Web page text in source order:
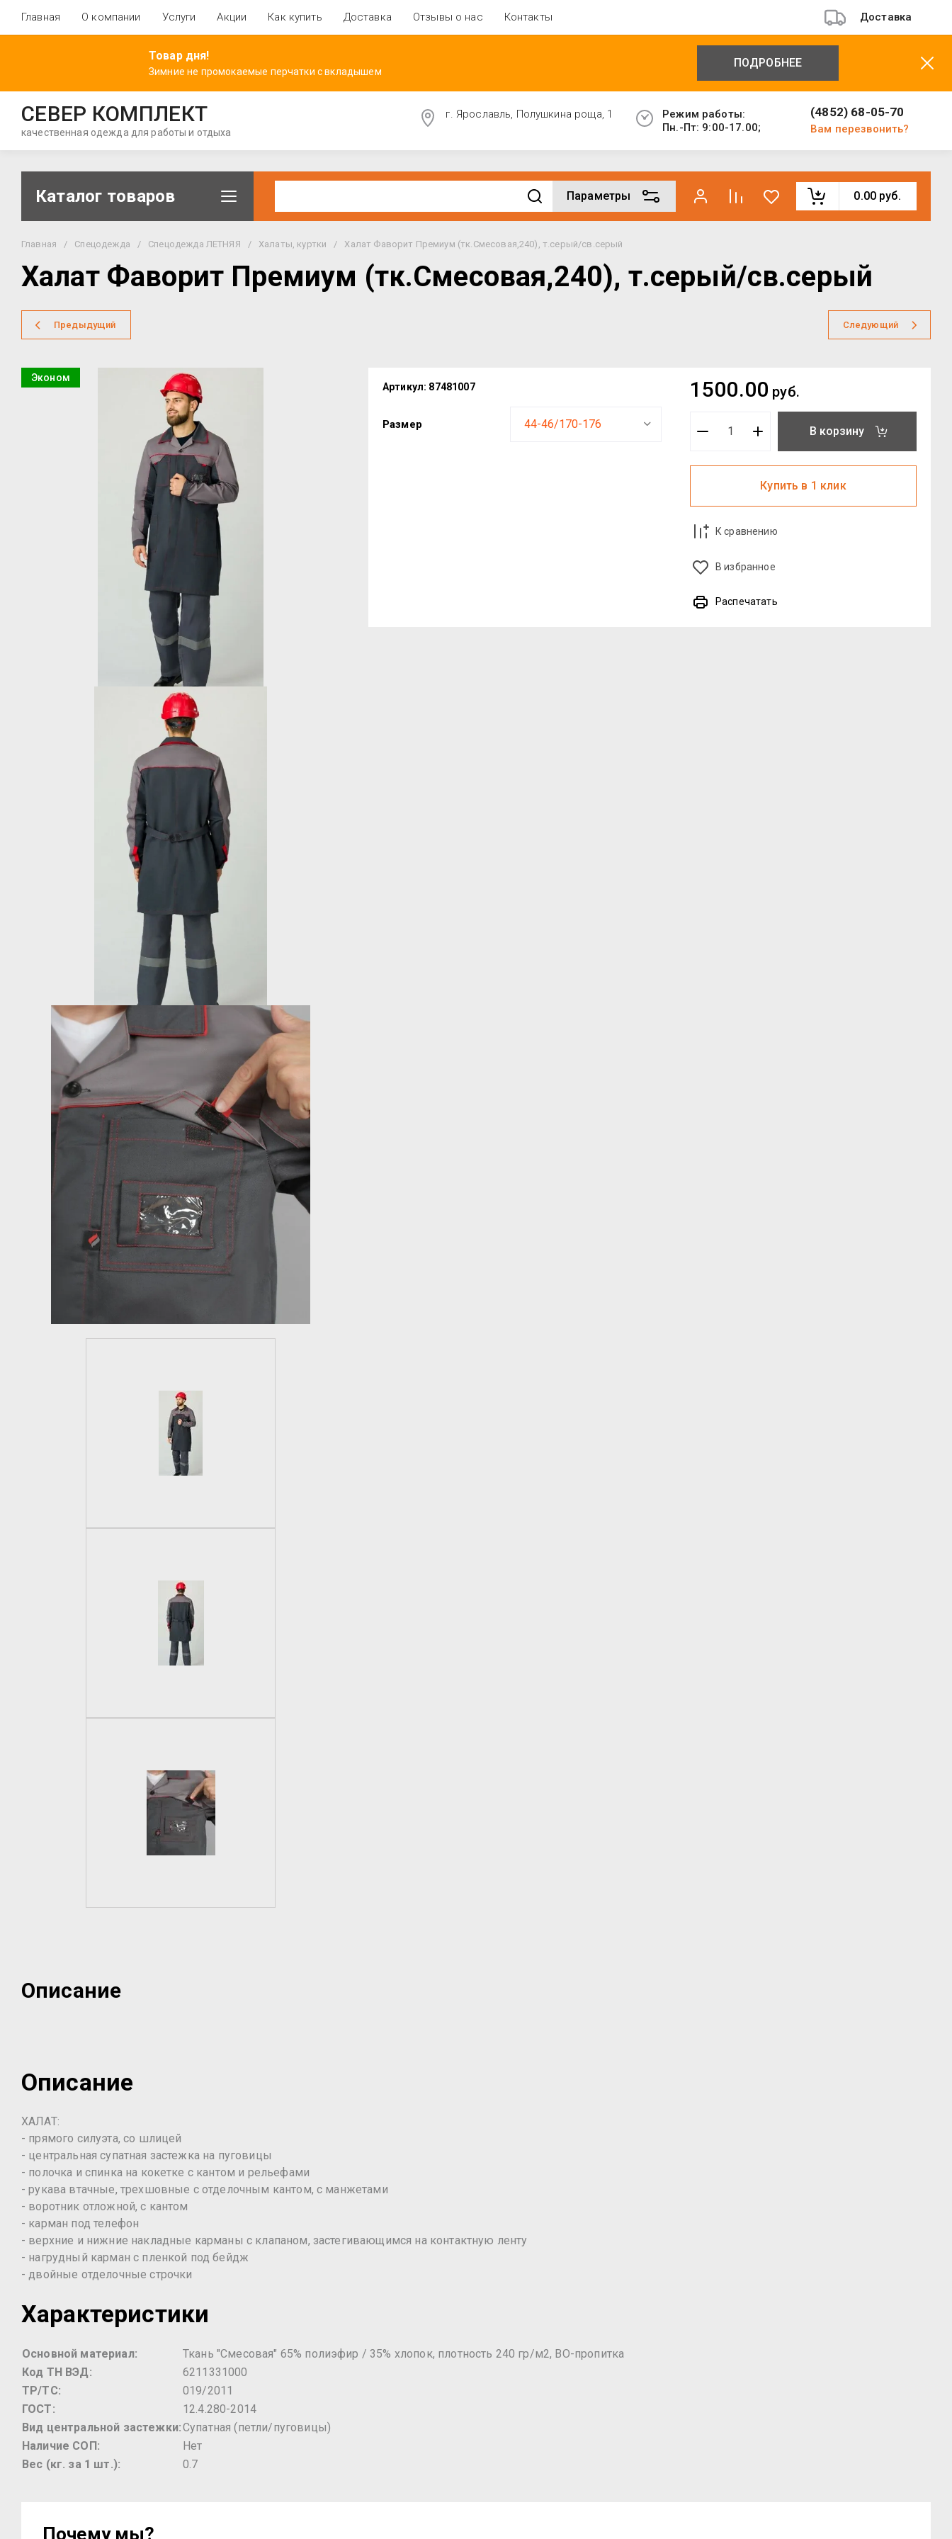
Главная О компании Услуги Акции Как купить Доставка Отзывы о нас Контакты Доставка
Товар дня!
Зимние не промокаемые перчатки с вкладышем
ПОДРОБНЕЕ
СЕВЕР КОМПЛЕКТ
качественная одежда для работы и отдыха
г. Ярославль, Полушкина роща, 1
Режим работы:
Пн.-Пт: 9:00-17.00;
(4852) 68-05-70
Вам перезвонить?
Каталог товаров Параметры 0.00 руб.
Главная / Спецодежда / Спецодежда ЛЕТНЯЯ / Халаты, куртки / Халат Фаворит Премиум (тк.Смесовая,240), т.серый/св.серый
Халат Фаворит Премиум (тк.Смесовая,240), т.серый/св.серый
Предыдущий Следующий
Эконом
Артикул: 87481007
Размер
1500.00 руб.
В корзину
Купить в 1 клик
К сравнению
В избранное
Распечатать
Описание
Описание
ХАЛАТ:
- прямого силуэта, со шлицей
- центральная супатная застежка на пуговицы
- полочка и спинка на кокетке с кантом и рельефами
- рукава втачные, трехшовные с отделочным кантом, с манжетами
- воротник отложной, с кантом
- карман под телефон
- верхние и нижние накладные карманы с клапаном, застегивающимся на контактную ленту
- нагрудный карман с пленкой под бейдж
- двойные отделочные строчки
Характеристики
Основной материал:
Ткань "Смесовая" 65% полиэфир / 35% хлопок, плотность 240 гр/м2, ВО-пропитка
Код ТН ВЭД:
6211331000
ТР/ТС:
019/2011
ГОСТ:
12.4.280-2014
Вид центральной застежки:Супатная (петли/пуговицы)
Наличие СОП:
Нет
Вес (кг. за 1 шт.):
0.7
Почему мы?